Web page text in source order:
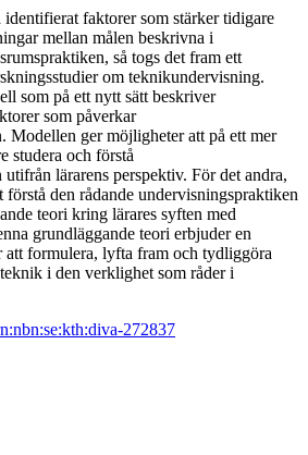
identifierat faktorer som stärker tidigare
mellan målen beskrivna i
så togs det fram ett
om teknikundervisning.
som på ett nytt sätt beskriver
som påverkar
Modellen ger möjligheter att på ett mer
studera och förstå
lärarens perspektiv. För det andra,
förstå den rådande undervisningspraktiken
teori kring lärares syften med
grundläggande teori erbjuder en
att formulera, lyfta fram och tydliggöra
i den verklighet som råder i
272837